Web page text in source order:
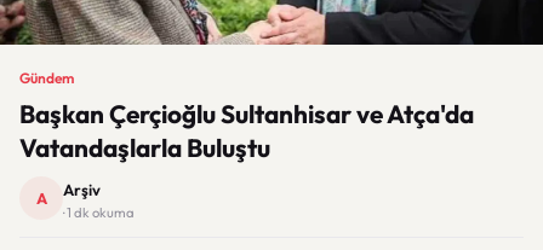
Gündem
Başkan Çerçioğlu Sultanhisar ve Atça'da
Vatandaşlarla Buluştu
A Arşiv
· 1 dk okuma